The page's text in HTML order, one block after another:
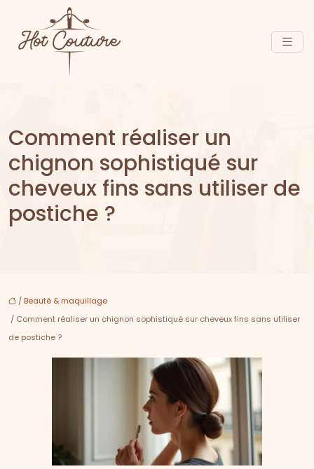
Comment réaliser un
chignon sophistiqué sur
cheveux fins sans utiliser de
postiche ?
/ Beauté & maquillage
/ Comment réaliser un chignon sophistiqué sur cheveux fins sans utiliser
de postiche ?